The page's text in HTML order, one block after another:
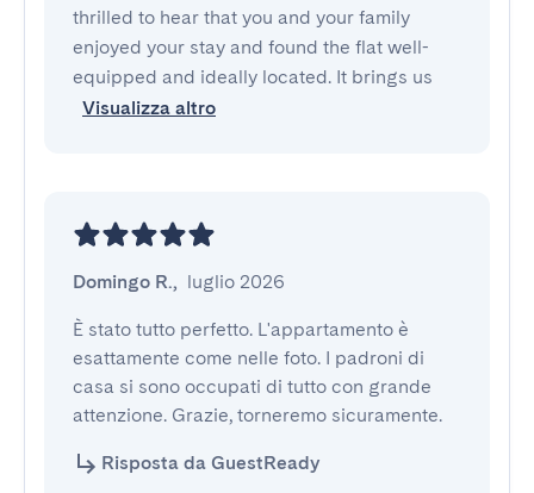
thrilled to hear that you and your family
enjoyed your stay and found the flat well-
equipped and ideally located. It brings us
Visualizza altro
Domingo R., luglio 2026
È stato tutto perfetto. L'appartamento è
esattamente come nelle foto. I padroni di
casa si sono occupati di tutto con grande
attenzione. Grazie, torneremo sicuramente.
Risposta da GuestReady